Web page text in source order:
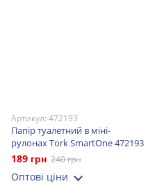
Артикул: 472193
Папір туалетний в міні-
рулонах Tork SmartOne 472193
189 грн 240 грн
Оптові ціни